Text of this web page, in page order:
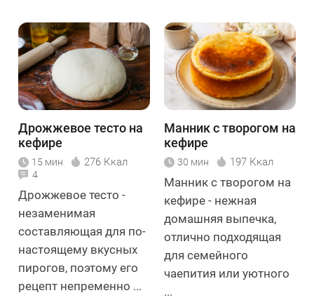
Дрожжевое тесто на
кефире
15 мин 276 Ккал
4
Дрожжевое тесто -
незаменимая
составляющая для по-
настоящему вкусных
пирогов, поэтому его
рецепт непременно ...
Манник с творогом на
кефире
30 мин 197 Ккал
Манник с творогом на
кефире - нежная
домашняя выпечка,
отлично подходящая
для семейного
чаепития или уютного
...